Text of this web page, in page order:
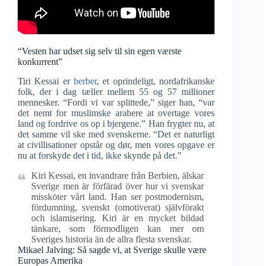
“Vesten har udset sig selv til sin egen værste
konkurrent”
Tiri Kessai erberber, et oprindeligt, nordafrikanske
folk, der i dag tæller mellem 55 og 57 millioner
mennesker. “Fordi vi var splittede,” siger han, “var
det nemt for muslimske arabere at overtage vores
land og fordrive os op i bjergene.” Han frygter nu, at
det samme vil ske med svenskerne. “Det er naturligt
at civillisationer opstår og dør, men vores opgave er
nu at forskyde det i tid, ikke skynde på det.”
Kiri Kessai, en invandrare från Berbien, älskar
Sverige men är förfärad över hur vi svenskar
missköter vårt land. Han ser postmodernism,
fördumning, svenskt (omotiverat) självförakt
och islamisering. Kiri är en mycket bildad
tänkare, som förmodligen kan mer om
Sveriges historia än de allra flesta svenskar.
Mikael Jalving: Så sagde vi, at Sverige skulle være
Europas Amerika